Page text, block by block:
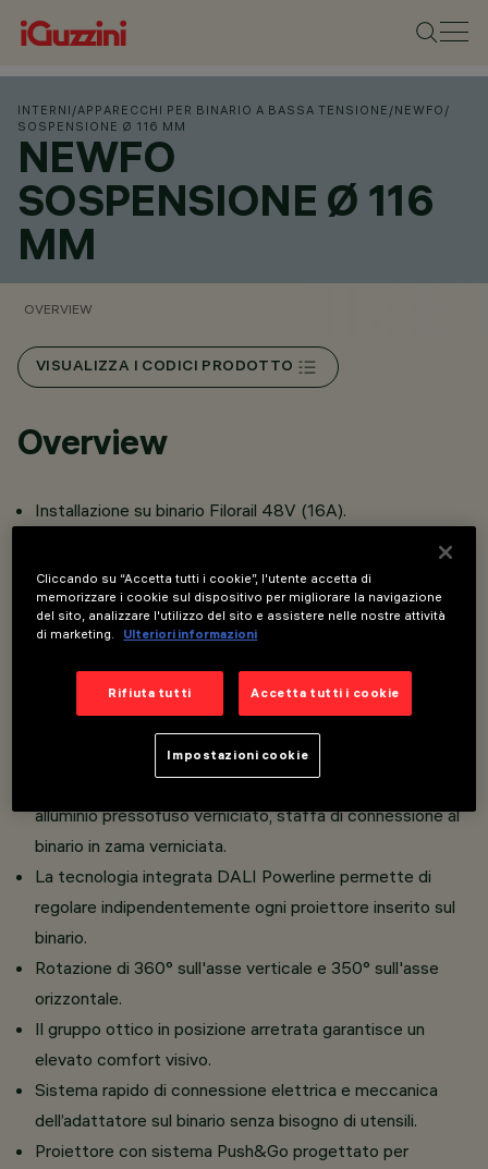
INTERNI /APPARECCHI PER BINARIO A BASSA TENSIONE /NEWFO /
SOSPENSIONE Ø 116 MM
NEWFO
SOSPENSIONE Ø 116
MM
OVERVIEW
VISUALIZZA I CODICI PRODOTTO
Overview
Installazione su binario Filorail 48V (16A).
Proiettori miniaturizzati con driver integrato nel corpo del
prodotto.
Connessione dell’adattatore a binario senza bisogno di
utensili.
Proiettore orientabile miniaturizzato completo di
Corpo composto dall’accoppiamento di due gusci in
alluminio pressofuso verniciato, staffa di connessione al
binario in zama verniciata.
La tecnologia integrata DALI Powerline permette di
regolare indipendentemente ogni proiettore inserito sul
binario.
Rotazione di 360° sull'asse verticale e 350° sull'asse
orizzontale.
Il gruppo ottico in posizione arretrata garantisce un
elevato comfort visivo.
Sistema rapido di connessione elettrica e meccanica
dell’adattatore sul binario senza bisogno di utensili.
Proiettore con sistema Push&Go progettato per
Cliccando su “Accetta tutti i cookie”, l'utente accetta di
memorizzare i cookie sul dispositivo per migliorare la navigazione
del sito, analizzare l'utilizzo del sito e assistere nelle nostre attività
di marketing.
Ulteriori informazioni
Rifiuta tutti Accetta tutti i cookie
Impostazioni cookie